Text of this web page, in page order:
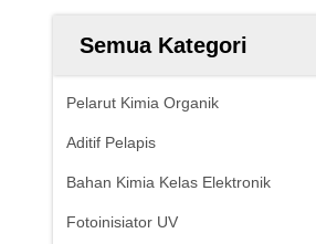
Semua Kategori
Pelarut Kimia Organik
Aditif Pelapis
Bahan Kimia Kelas Elektronik
Fotoinisiator UV